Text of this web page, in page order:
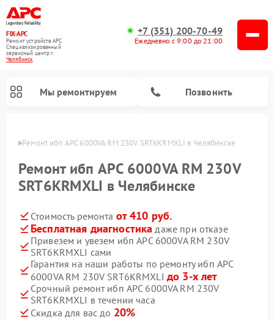
FIX-APC
Ремонт устройств APC
Специализированный
cервисный центр г.
Челябинск
+7 (351) 200-70-49
Ежедневно с 9:00 до 21:00
Мы ремонтируем Позвонить
Ремонт ибп APC 6000VA RM 230V SRT6KRMXLI в Челябинске
Ремонт ибп APC 6000VA RM 230V
SRT6KRMXLI в Челябинске
Стоимость ремонта от 410 руб.
Бесплатная диагностика даже при отказе
Привезем и увезем ибп APC 6000VA RM 230V
SRT6KRMXLI сами
Гарантия на наши работы по ремонту ибп APC
6000VA RM 230V SRT6KRMXLI до 3-х лет
Срочный ремонт ибп APC 6000VA RM 230V
SRT6KRMXLI в течении часа
Скидка для вас до 20%